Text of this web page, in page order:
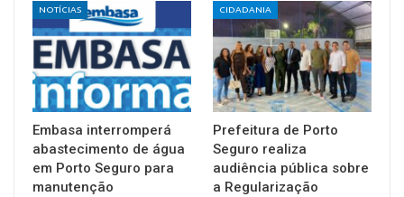
NOTÍCIAS
Embasa interromperá
abastecimento de água
em Porto Seguro para
manutenção
CIDADANIA
Prefeitura de Porto
Seguro realiza
audiência pública sobre
a Regularização